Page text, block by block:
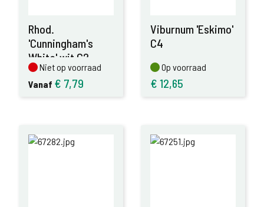
Rhod.
'Cunningham's
White' wit C2
Niet op voorraad
Niet op voorraad
Vanaf € 7,79
Viburnum 'Eskimo'
C4
Op voorraad
Op voorraad
€ 12,65